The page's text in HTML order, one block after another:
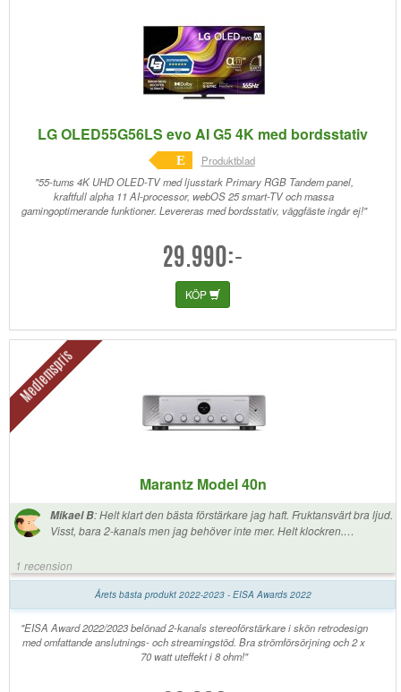
LG OLED55G56LS evo AI G5 4K med bordsstativ
E
Produktblad
"55-tums 4K UHD OLED-TV med ljusstark Primary RGB Tandem panel,
kraftfull alpha 11 AI-processor, webOS 25 smart-TV och massa
gamingoptimerande funktioner. Levereras med bordsstativ, väggfäste ingår ej!"
29.990:-
KÖP
Medlemspris
Marantz Model 40n
Mikael B:Helt klart den bästa förstärkare jag haft. Fruktansvärt bra ljud.
Visst, bara 2-kanals men jag behöver inte mer. Helt klockren.
1 recension
Årets bästa produkt 2022-2023 - EISA Awards 2022
"EISA Award 2022/2023 belönad 2-kanals stereoförstärkare i skön retrodesign
med omfattande anslutnings- och streamingstöd. Bra strömförsörjning och 2 x
70 watt uteffekt i 8 ohm!"